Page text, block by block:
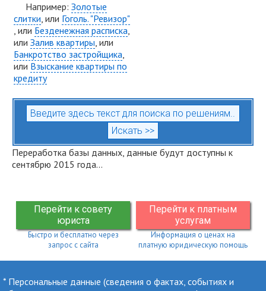
Например: Золотые
слитки, или Гоголь. "Ревизор"
, или Безденежная расписка,
или Залив квартиры, или
Банкротство застройщика,
или Взыскание квартиры по
кредиту
Переработка базы данных, данные будут доступны к
сентябрю 2015 года...
Перейти к совету
юриста
Перейти к платным
услугам
Быстро и бесплатно через
запрос с сайта
Информация о ценах на
платную юридическую помощь
* Персональные данные (сведения о фактах, событиях и